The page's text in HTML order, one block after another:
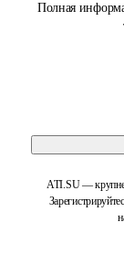
Полная
ATI.SU —